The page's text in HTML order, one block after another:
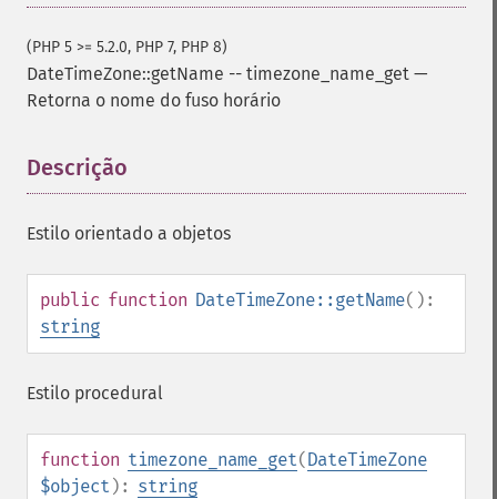
(PHP 5 >= 5.2.0, PHP 7, PHP 8)
DateTimeZone::getName -- timezone_name_get —
Retorna o nome do fuso horário
Descrição
Estilo orientado a objetos
public function DateTimeZone::getName():
string
Estilo procedural
function timezone_name_get(DateTimeZone
$object ): string